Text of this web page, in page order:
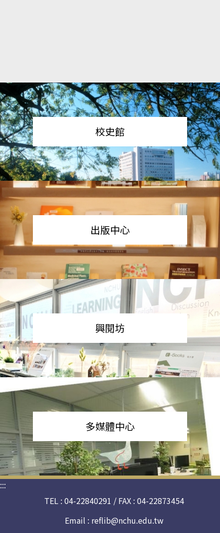
校史館
出版中心
興閱坊
多媒體中心
:::
TEL : 04-22840291 / FAX : 04-22873454
Email : reflib@nchu.edu.tw